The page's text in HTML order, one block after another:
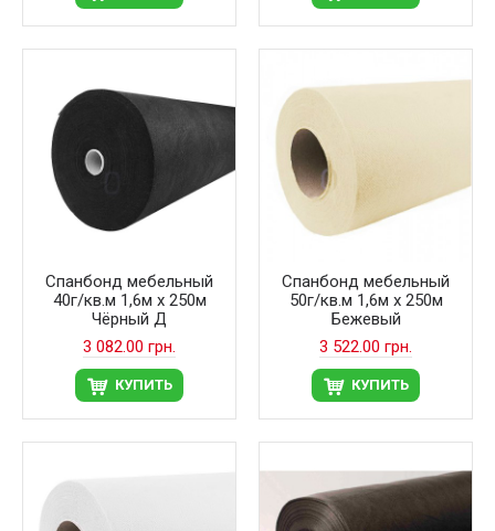
Спанбонд мебельный
40г/кв.м 1,6м х 250м
Чёрный Д
3 082.00 грн.
КУПИТЬ
Спанбонд мебельный
50г/кв.м 1,6м х 250м
Бежевый
3 522.00 грн.
КУПИТЬ